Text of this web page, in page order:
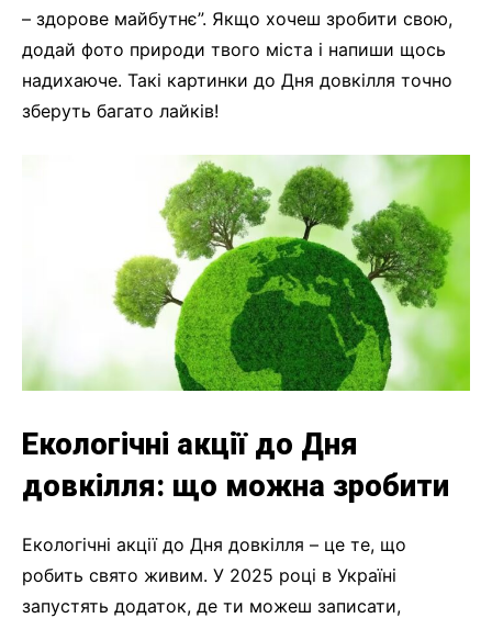
– здорове майбутнє”. Якщо хочеш зробити свою,
додай фото природи твого міста і напиши щось
надихаюче. Такі картинки до Дня довкілля точно
зберуть багато лайків!
Екологічні акції до Дня
довкілля: що можна зробити
Екологічні акції до Дня довкілля – це те, що
робить свято живим. У 2025 році в Україні
запустять додаток, де ти можеш записати,